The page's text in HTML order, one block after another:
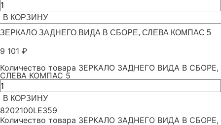
В КОРЗИНУ
ЗЕРКАЛО ЗАДНЕГО ВИДА В СБОРЕ, СЛЕВА КОМПАС 5
9 101 ₽
Количество товара ЗЕРКАЛО ЗАДНЕГО ВИДА В СБОРЕ,
СЛЕВА КОМПАС 5
В КОРЗИНУ
8202100LE359
Количество товара ЗЕРКАЛО ЗАДНЕГО ВИДА В СБОРЕ,